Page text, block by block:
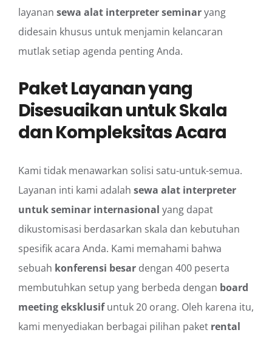
layanan sewa alat interpreter seminaryang
didesain khusus untuk menjamin kelancaran
mutlak setiap agenda penting Anda.
Paket Layanan yang
Disesuaikan untuk Skala
dan Kompleksitas Acara
Kami tidak menawarkan solisi satu-untuk-semua.
Layanan inti kami adalah sewa alat interpreter
untuk seminar internasional yang dapat
dikustomisasi berdasarkan skala dan kebutuhan
spesifik acara Anda. Kami memahami bahwa
sebuah konferensi besar dengan 400 peserta
membutuhkan setup yang berbeda dengan board
meeting eksklusifuntuk 20 orang. Oleh karena itu,
kami menyediakan berbagai pilihan paket rental